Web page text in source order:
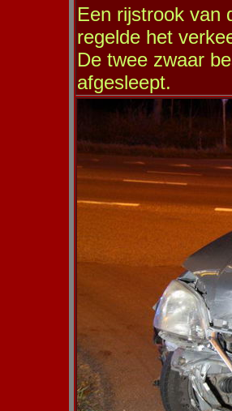
Een rijstrook van
regelde het
De twee zwaar
afgesleept.